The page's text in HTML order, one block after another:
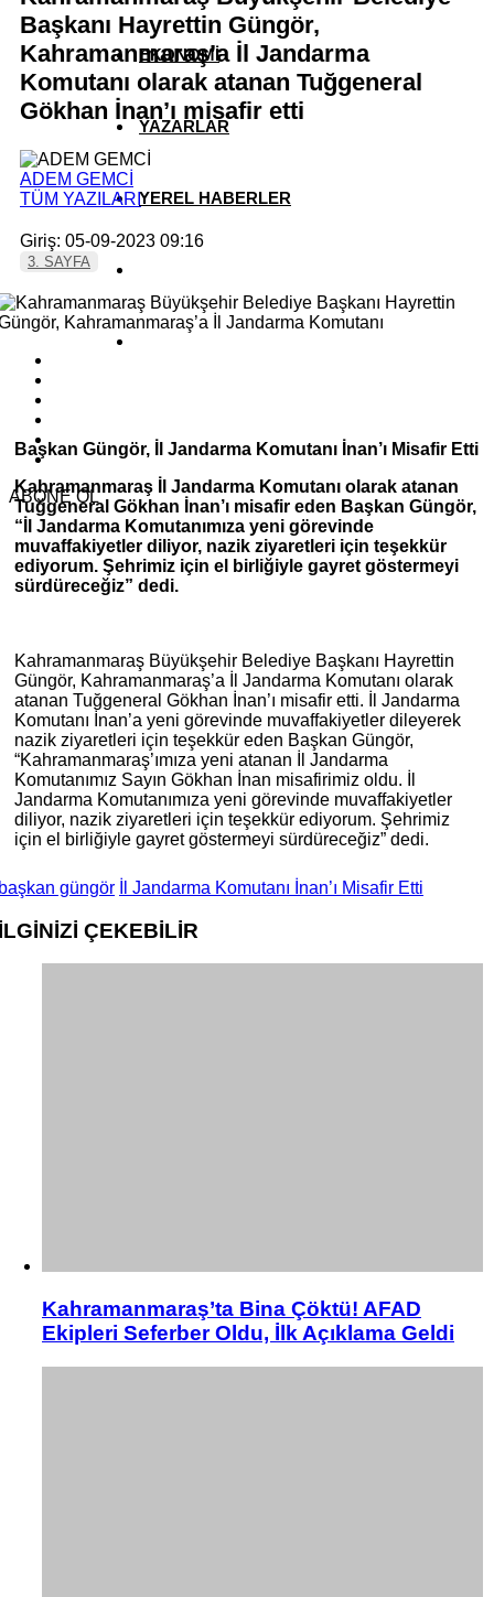
EKONOMİ
YAZARLAR
YEREL HABERLER
Başkanı Hayrettin Güngör,
Kahramanmaraş’a İl Jandarma
Komutanı olarak atanan Tuğgeneral
Gökhan İnan’ı misafir etti
ADEM GEMCİ
TÜM YAZILARI
Giriş: 05-09-2023 09:16
3. SAYFA
ABONE OL
Başkan Güngör, İl Jandarma Komutanı İnan’ı Misafir Etti
Kahramanmaraş İl Jandarma Komutanı olarak atanan
Tuğgeneral Gökhan İnan’ı misafir eden Başkan Güngör,
“İl Jandarma Komutanımıza yeni görevinde
muvaffakiyetler diliyor, nazik ziyaretleri için teşekkür
ediyorum. Şehrimiz için el birliğiyle gayret göstermeyi
sürdüreceğiz” dedi.
Kahramanmaraş Büyükşehir Belediye Başkanı Hayrettin
Güngör, Kahramanmaraş’a İl Jandarma Komutanı olarak
atanan Tuğgeneral Gökhan İnan’ı misafir etti. İl Jandarma
Komutanı İnan’a yeni görevinde muvaffakiyetler dileyerek
nazik ziyaretleri için teşekkür eden Başkan Güngör,
“Kahramanmaraş’ımıza yeni atanan İl Jandarma
Komutanımız Sayın Gökhan İnan misafirimiz oldu. İl
Jandarma Komutanımıza yeni görevinde muvaffakiyetler
diliyor, nazik ziyaretleri için teşekkür ediyorum. Şehrimiz
için el birliğiyle gayret göstermeyi sürdüreceğiz” dedi.
güngör İl Jandarma Komutanı İnan’ı Misafir Etti
ÇEKEBİLİR
Kahramanmaraş’ta Bina Çöktü! AFAD
Ekipleri Seferber Oldu, İlk Açıklama Geldi